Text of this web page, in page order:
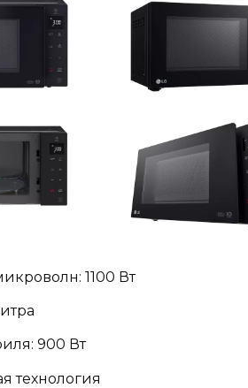
1100 Вт
900 Вт
технология